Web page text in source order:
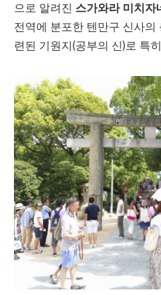
으로 알려진 스가와라 미치자
전역에 분포한 텐만구 신사의
련된 기원지(공부의 신)로 특